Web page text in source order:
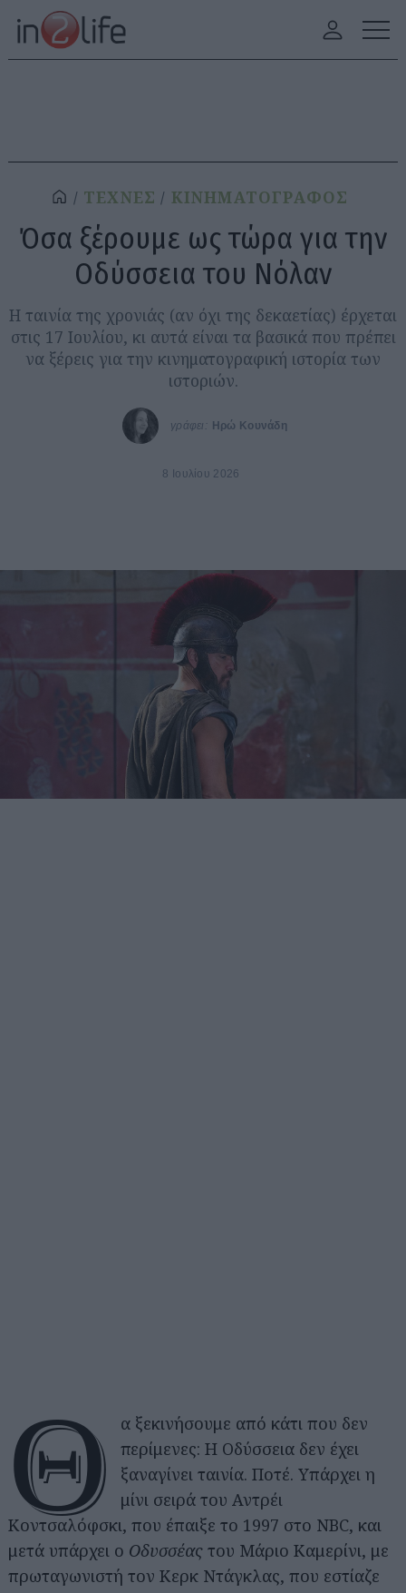
ΤΕΧΝΕΣ ΚΙΝΗΜΑΤΟΓΡΑΦΟΣ
Όσα ξέρουμε ως τώρα για την
Οδύσσεια του Νόλαν
Η ταινία της χρονιάς (αν όχι της δεκαετίας) έρχεται
στις 17 Ιουλίου, κι αυτά είναι τα βασικά που πρέπει
να ξέρεις για την κινηματογραφική ιστορία των
ιστοριών.
γράφει: Ηρώ Κουνάδη
8 Ιουλίου 2026
Θ
α ξεκινήσουμε από κάτι που δεν
περίμενες: Η Οδύσσεια δεν έχει
ξαναγίνει ταινία. Ποτέ. Υπάρχει η
μίνι σειρά του Αντρέι
Κοντσαλόφσκι, που έπαιξε το 1997 στο NBC, και
μετά υπάρχει ο Οδυσσέας του Μάριο Καμερίνι, με
πρωταγωνιστή τον Κερκ Ντάγκλας, που εστίαζε